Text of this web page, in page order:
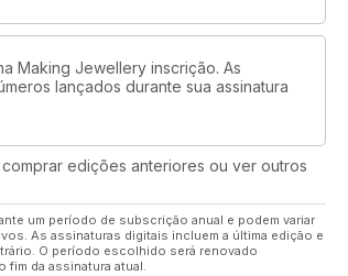
Making Jewellery inscrição. As
lançados durante sua assinatura
edições anteriores ou ver outros
um período de subscrição anual e podem variar
As assinaturas digitais incluem a última edição e
O período escolhido será renovado
fim da assinatura atual.